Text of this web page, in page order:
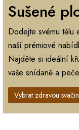
Sušené
Dodejte svému tělu
naší prémiové
Najděte si ideální
vaše snídaně a
Vybrat zdravou